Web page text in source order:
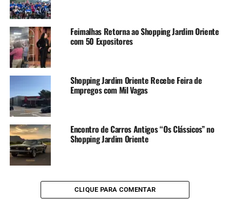
Feimalhas Retorna ao Shopping Jardim Oriente
com 50 Expositores
Shopping Jardim Oriente Recebe Feira de
Empregos com Mil Vagas
Encontro de Carros Antigos “Os Clássicos” no
Shopping Jardim Oriente
CLIQUE PARA COMENTAR